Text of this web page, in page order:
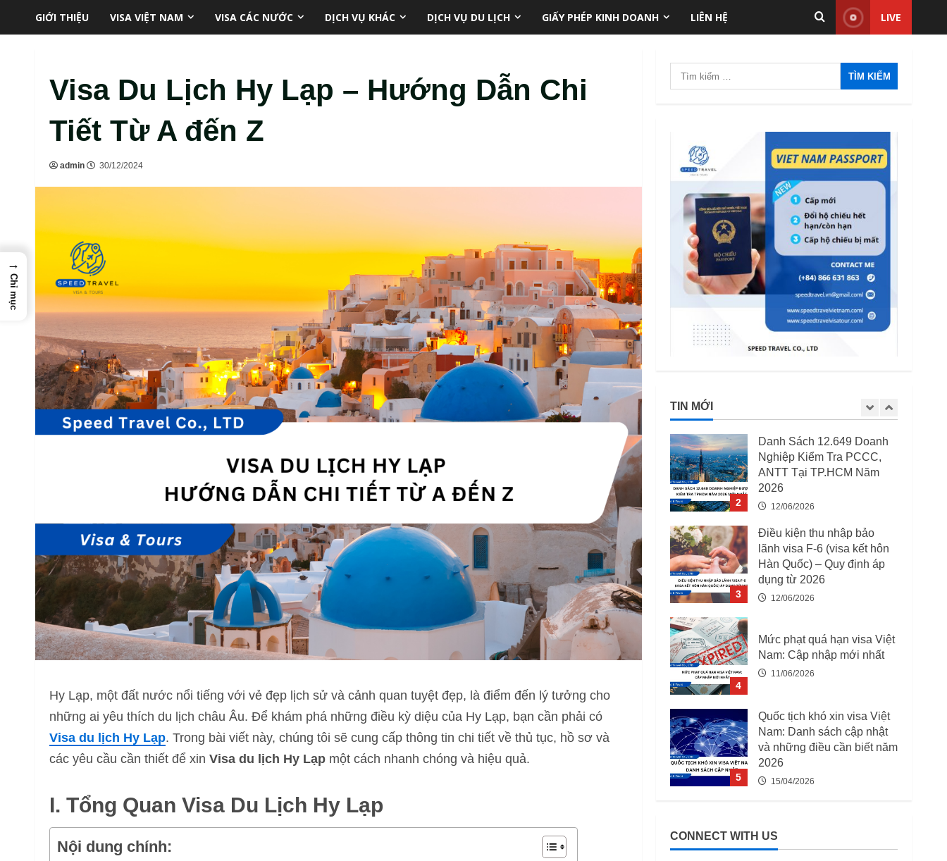
GIỚI THIỆU VISA VIỆT NAM VISA CÁC NƯỚC DỊCH VỤ KHÁC DỊCH VỤ DU LỊCH GIẤY PHÉP KINH DOANH LIÊN HỆ LIVE
Visa Du Lịch Hy Lạp – Hướng Dẫn Chi
Tiết Từ A đến Z
admin 30/12/2024
Hy Lạp, một đất nước nổi tiếng với vẻ đẹp lịch sử và cảnh quan tuyệt đẹp, là điểm đến lý tưởng cho
những ai yêu thích du lịch châu Âu. Để khám phá những điều kỳ diệu của Hy Lạp, bạn cần phải có
Visa du lịch Hy Lạp. Trong bài viết này, chúng tôi sẽ cung cấp thông tin chi tiết về thủ tục, hồ sơ và
các yêu cầu cần thiết để xin Visa du lịch Hy Lạp một cách nhanh chóng và hiệu quả.
I. Tổng Quan Visa Du Lịch Hy Lạp
Nội dung chính:
Tìm
kiếm
TIN MỚI
ANTT Tại TP.HCM Năm
Điều kiện thu nhập bảo
lãnh visa F-6 (visa kết hôn
4
Mức phạt quá hạn visa Việt
Nam: Cập nhập mới nhất
11/06/2026
Quốc tịch khó xin visa Việt
Nam: Danh sách cập nhật
và những điều cần biết năm
15/04/2026
2
Danh Sách 12.649 Doanh
Nghiệp Kiểm Tra PCCC,
ANTT Tại TP.HCM Năm
2026
12/06/2026
3
Điều kiện thu nhập bảo
lãnh visa F-6 (visa kết hôn
Hàn Quốc) – Quy định áp
dụng từ 2026
12/06/2026
4
Mức phạt quá hạn visa Việt
Nam: Cập nhập mới nhất
11/06/2026
5
Quốc tịch khó xin visa Việt
Nam: Danh sách cập nhật
và những điều cần biết năm
2026
15/04/2026
Giấy Phép Lao Động Từ
07/08/2025
CONNECT WITH US
→
Chỉ mục